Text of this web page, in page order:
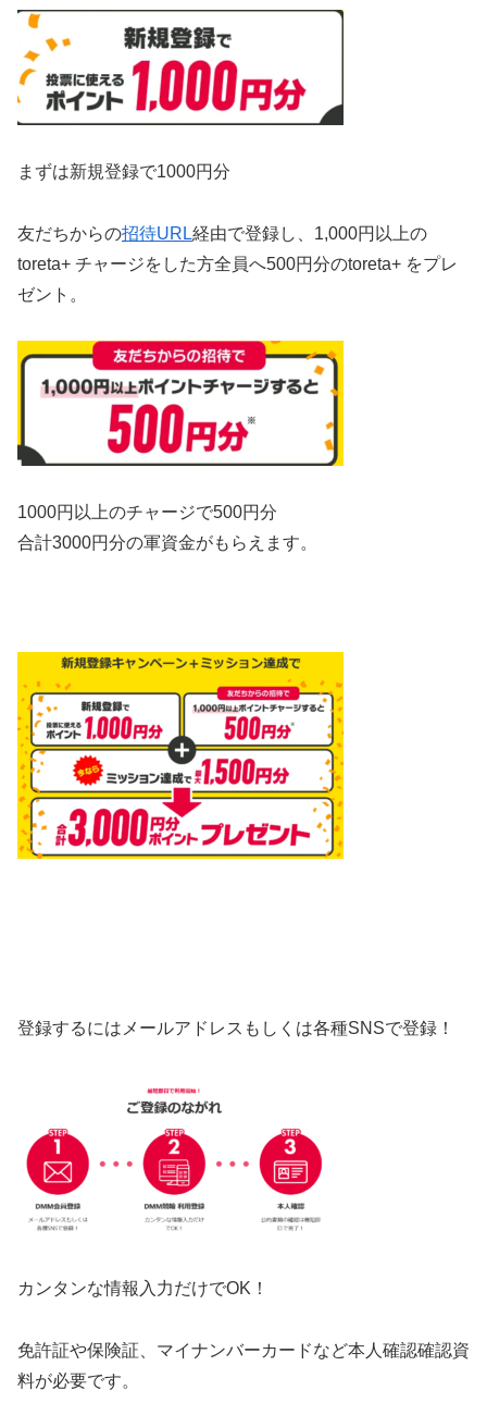
まずは新規登録で1000円分
友だちからの招待URL経由で登録し、1,000円以上の
toreta+ チャージをした方全員へ500円分のtoreta+ をプレ
ゼント。
1000円以上のチャージで500円分
合計3000円分の軍資金がもらえます。
登録するにはメールアドレスもしくは各種SNSで登録！
カンタンな情報入力だけでOK！
免許証や保険証、マイナンバーカードなど本人確認確認資
料が必要です。